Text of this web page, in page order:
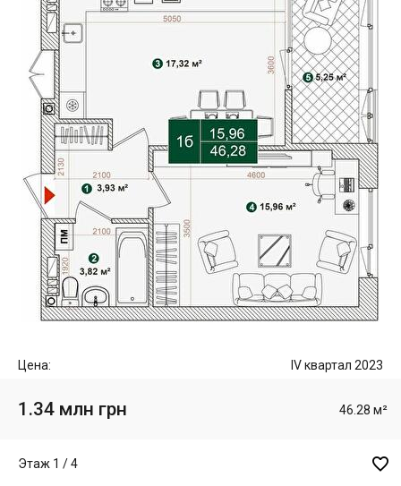
Цена: IV квартал 2023
1.34 млн грн 46.28 м²
Этаж 1 / 4 